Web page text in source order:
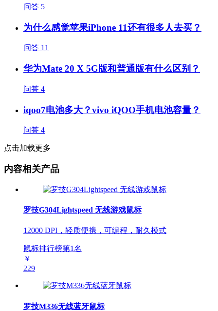
问答 5
为什么感觉苹果iPhone 11还有很多人去买？
问答 11
华为Mate 20 X 5G版和普通版有什么区别？
问答 4
iqoo7电池多大？vivo iQOO手机电池容量？
问答 4
点击加载更多
内容相关产品
罗技G304Lightspeed 无线游戏鼠标
12000 DPI，轻质便携，可编程，耐久模式
鼠标排行榜第1名
￥
229
罗技M336无线蓝牙鼠标